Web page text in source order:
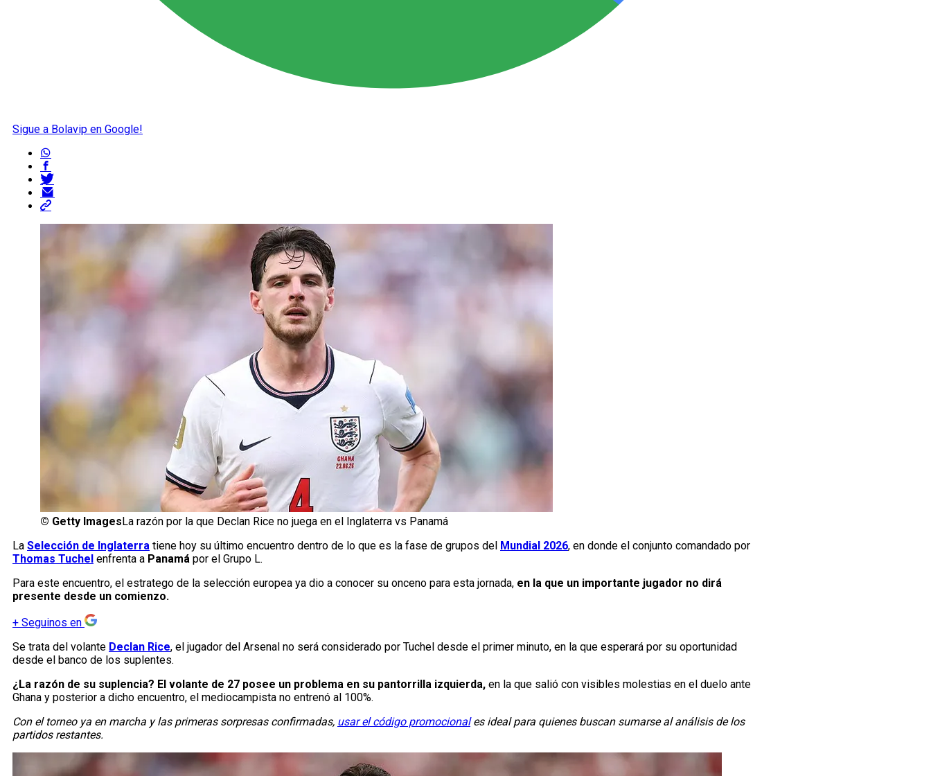
Sigue a Bolavip en Google!
© Getty Images La razón por la que Declan Rice no juega en el Inglaterra vs Panamá
La Selección de Inglaterra tiene hoy su último encuentro dentro de lo que es la fase de grupos del Mundial 2026, en donde el conjunto comandado por
Thomas Tuchel enfrenta a Panamá por el Grupo L.
Para este encuentro, el estratego de la selección europea ya dio a conocer su onceno para esta jornada, en la que un importante jugador no dirá
presente desde un comienzo.
+ Seguinos en
Se trata del volante Declan Rice, el jugador del Arsenal no será considerado por Tuchel desde el primer minuto, en la que esperará por su oportunidad
desde el banco de los suplentes.
¿La razón de su suplencia? El volante de 27 posee un problema en su pantorrilla izquierda, en la que salió con visibles molestias en el duelo ante
Ghana y posterior a dicho encuentro, el mediocampista no entrenó al 100%.
Con el torneo ya en marcha y las primeras sorpresas confirmadas, usar el código promocionales ideal para quienes buscan sumarse al análisis de los
partidos restantes.